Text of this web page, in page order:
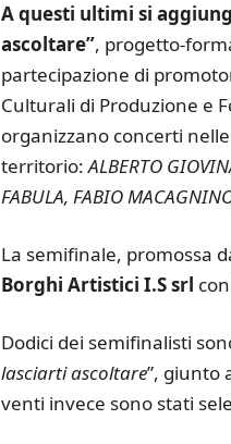
A questi ultimi si
ascoltare”, progetto-
partecipazione di
Culturali di Produzione e
organizzano concerti
territorio:ALBERTO
FABULA, FABIO
La semifinale, promossa
Borghi Artistici I.S srl
Dodici dei semifinalisti
lasciarti ascoltare”, giunto
venti invece sono stati